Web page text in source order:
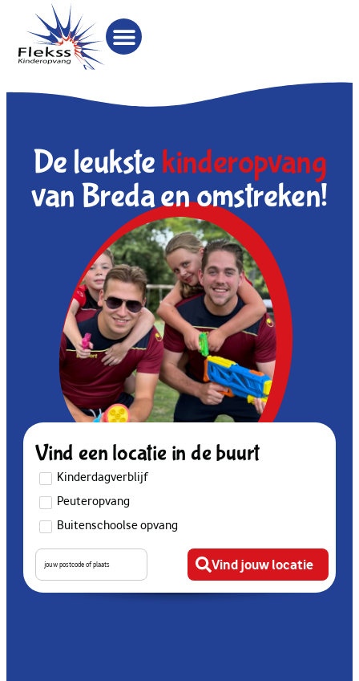
De leukste kinderopvang
van Breda en omstreken!
Vind een locatie in de buurt
Kinderdagverblijf
Peuteropvang
Buitenschoolse opvang
Vind jouw locatie